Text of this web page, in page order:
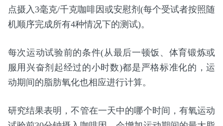
点摄入3毫克/千克咖啡因或安慰剂(每个受试者按照随
机顺序完成所有4种情况下的测试)。
每次运动试验前的条件(从最后一顿饭、体育锻炼或
服用兴奋剂起经过的小时数)都是严格标准化的，运
动期间的脂肪氧化也相应进行计算。
研究结果表明，不管在一天中的哪个时间，有氧运动